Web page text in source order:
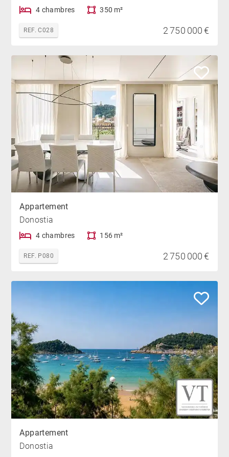
4 chambres 350 m²
REF. C028 2 750 000 €
Appartement
Donostia
4 chambres 156 m²
REF. P080 2 750 000 €
Appartement
Donostia